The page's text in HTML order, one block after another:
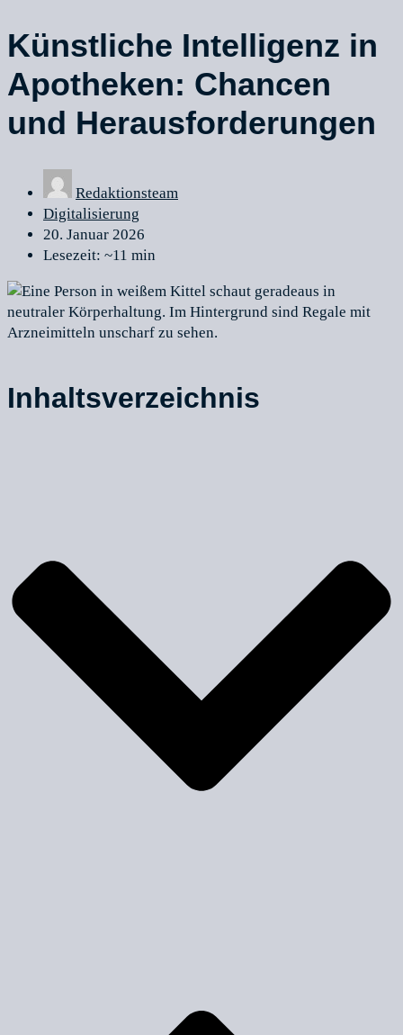
Künstliche Intelligenz in
Apotheken: Chancen
und Herausforderungen
Redaktionsteam
Digitalisierung
20. Januar 2026
Lesezeit: ~11 min
Inhaltsverzeichnis